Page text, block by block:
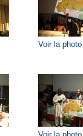
Voir la photo